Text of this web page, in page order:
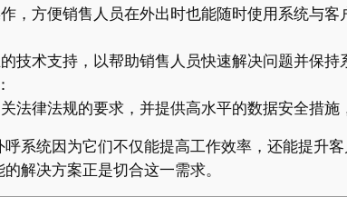
，方便销售人员在外出时也能随时使用系统与客
技术支持，以帮助销售人员快速解决问题并保持
法律法规的要求，并提供高水平的数据安全措施
系统因为它们不仅能提高工作效率，还能提升
解决方案正是切合这一需求。